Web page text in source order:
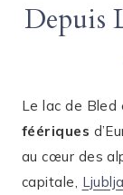
Depuis
Le lac de Bled
féériques
au cœur des
capitale,